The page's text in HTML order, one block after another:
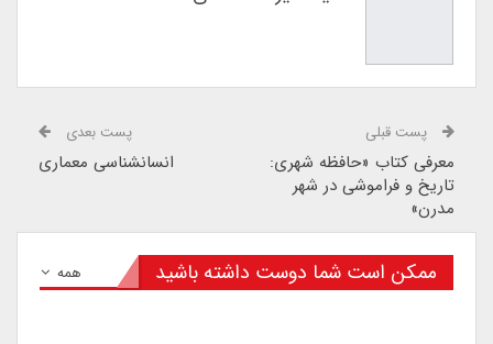
پست قبلی
معرفی کتاب «حافظه شهری:
تاریخ و فراموشی در شهر
مدرن»
پست بعدی
انسانشناسی معماری
همه ممکن است شما دوست داشته باشید